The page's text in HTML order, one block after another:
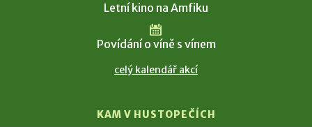
Letní kino na Amfiku
Povídání o víně s vínem
celý kalendář akcí
KAM V HUSTOPEČÍCH